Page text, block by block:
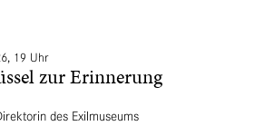
19 Uhr
zur Erinnerung
des Exilmuseums